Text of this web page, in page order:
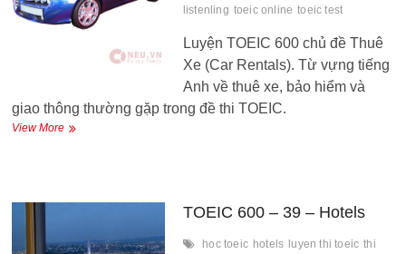
listenling toeic online toeic test
Luyện TOEIC 600 chủ đề Thuê
Xe (Car Rentals). Từ vựng tiếng
Anh về thuê xe, bảo hiểm và
giao thông thường gặp trong đề thi TOEIC.
View MoreTOEIC
TOEIC 600 – 39 – Hotels
hoc toeic hotels luyen thi toeic thi